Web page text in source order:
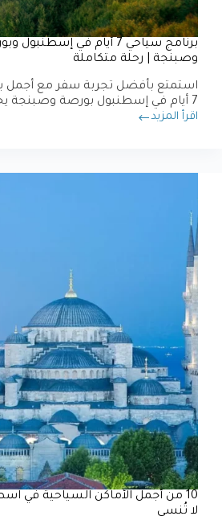
برنامج سياحي 7 أيام في إسطنبول
وصبنجة | رحلة متكاملة
استمتع بأفضل تجربة سفر مع أجمل
7 أيام في إسطنبول بورصة وصبنجة يجمع…
اقرأ المزيد
10 من أجمل الأماكن السياحية في
لا تُنسى